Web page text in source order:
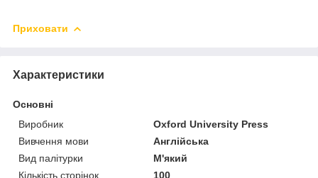
Приховати
Характеристики
Основні
Виробник
Oxford University Press
Вивчення мови
Англійська
Вид палітурки
М'який
Кількість сторінок
100